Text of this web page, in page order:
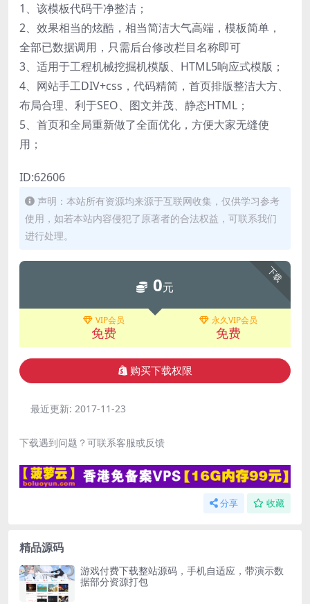
1、该模板代码干净整洁；
2、效果相当的炫酷，相当简洁大气高端，模板简单，
全部已数据调用，只需后台修改栏目名称即可
3、适用于工程机械挖掘机模版、HTML5响应式模版；
4、网站手工DIV+css，代码精简，首页排版整洁大方、
布局合理、利于SEO、图文并茂、静态HTML；
5、首页和全局重新做了全面优化，方便大家无缝使
用；
ID:62606
声明：本站所有资源均来源于互联网收集，仅供学习参考
使用，如若本站内容侵犯了原著者的合法权益，可联系我们
进行处理。
下载
0元
VIP会员
免费
永久VIP会员
免费
购买下载权限
最近更新: 2017-11-23
下载遇到问题？可联系客服或反馈
分享 收藏
精品源码
游戏付费下载整站源码，手机自适应，带演示数
据部分资源打包